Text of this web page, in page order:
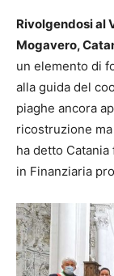
Rivolgendosi al
Mogavero,
un elemento di
alla guida del
piaghe ancora
ricostruzione
ha detto
in Finanziaria